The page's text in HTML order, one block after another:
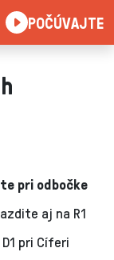
POČÚVAJTE
pri odbočke
aj na R1
pri Cíferi